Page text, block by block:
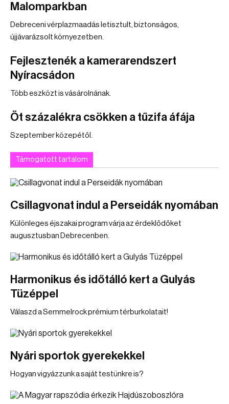
Malomparkban
Debreceni vérplazmaadás letisztult, biztonságos,
újjávarázsolt környezetben.
Fejlesztenék a kamerarendszert
Nyíracsádon
Több eszközt is vásárolnának.
Öt százalékra csökken a tűzifa áfája
Szeptember közepétől.
Támogatott tartalom
Csillagvonat indul a Perseidák nyomában
Különleges éjszakai program várja az érdeklődőket
augusztusban Debrecenben.
Harmonikus és időtálló kert a Gulyás
Tüzéppel
Válaszd a Semmelrock prémium térburkolatait!
Nyári sportok gyerekekkel
Hogyan vigyázzunk a saját testünkre is?